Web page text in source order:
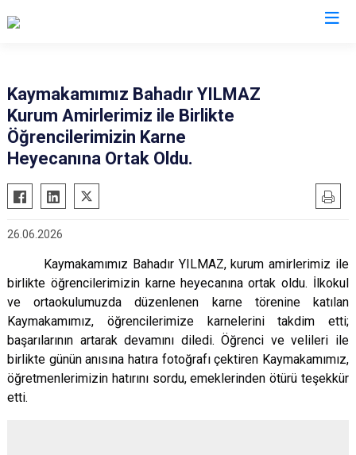
Enez
Havsa
Keşan
Uzunköprü
Kaymakamımız Bahadır YILMAZ
Kurum Amirlerimiz ile Birlikte
Öğrencilerimizin Karne
Heyecanına Ortak Oldu.
26.06.2026
Kaymakamımız Bahadır YILMAZ, kurum amirlerimiz ile
birlikte öğrencilerimizin karne heyecanına ortak oldu. İlkokul
ve ortaokulumuzda düzenlenen karne törenine katılan
Kaymakamımız, öğrencilerimize karnelerini takdim etti;
başarılarının artarak devamını diledi. Öğrenci ve velileri ile
birlikte günün anısına hatıra fotoğrafı çektiren Kaymakamımız,
öğretmenlerimizin hatırını sordu, emeklerinden ötürü teşekkür
etti.